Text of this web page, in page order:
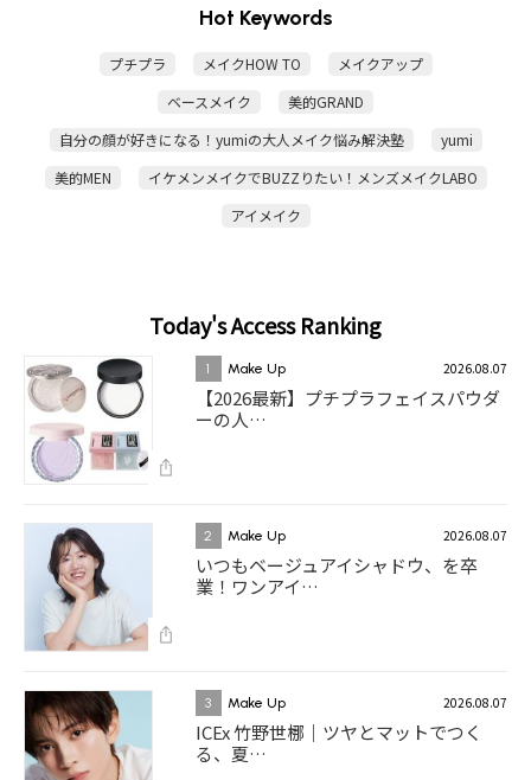
Hot Keywords
プチプラ メイクHOW TO
メイクアップ
ベースメイク
美的GRAND
自分の顔が好きになる！yumiの大人メイク悩み解決塾
yumi
美的MEN
イケメンメイクでBUZZりたい！メンズメイクLABO
アイメイク
Today's Access Ranking
1 Make Up 2026.08.07
【2026最新】プチプラフェイスパウダ
ーの人…
2 Make Up 2026.08.07
いつもベージュアイシャドウ、を卒
業！ワンアイ…
3 Make Up 2026.08.07
ICEx 竹野世梛｜ツヤとマットでつく
る、夏…